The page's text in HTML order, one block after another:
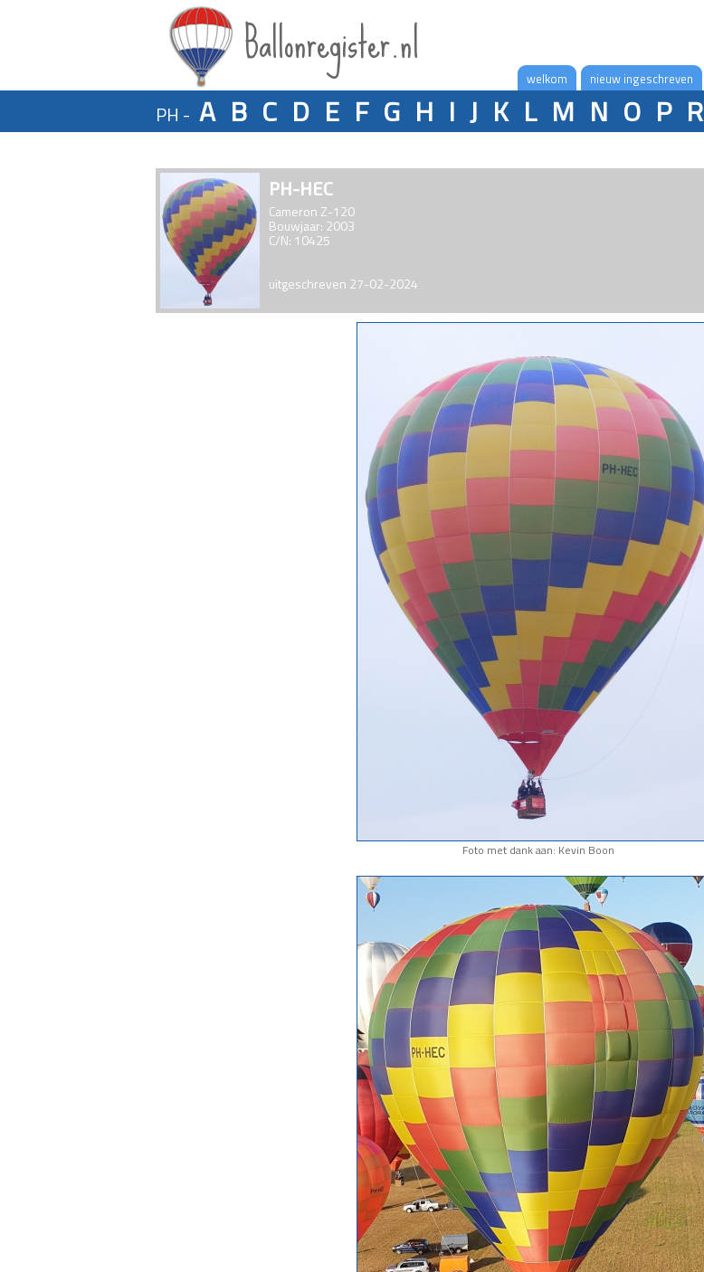
Ballonregister.nl nieuw ingeschreven
welkom
PH - A B C D E F G H I J K L M N O P R
PH-HEC
Cameron Z-120
Bouwjaar: 2003
C/N: 10425
uitgeschreven 27-02-2024
Foto met dank aan: Kevin Boon